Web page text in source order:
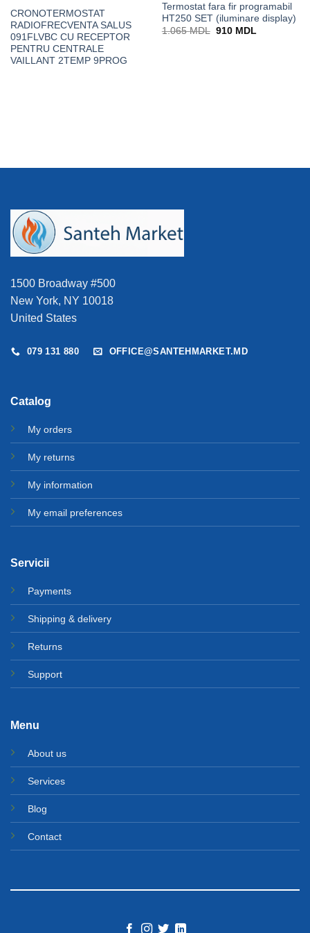
CRONOTERMOSTAT
RADIOFRECVENTA SALUS
091FLVBC CU RECEPTOR
PENTRU CENTRALE
VAILLANT 2TEMP 9PROG
Termostat fara fir programabil
HT250 SET (iluminare display)
1.065MDL Prețul
910 MDLPrețul
1500 Broadway #500
New York, NY 10018
United States
079 131 880 OFFICE@SANTEHMARKET.MD
Catalog
My orders
My returns
My information
My email preferences
Servicii
Payments
Shipping & delivery
Returns
Support
Menu
About us
Services
Blog
Contact